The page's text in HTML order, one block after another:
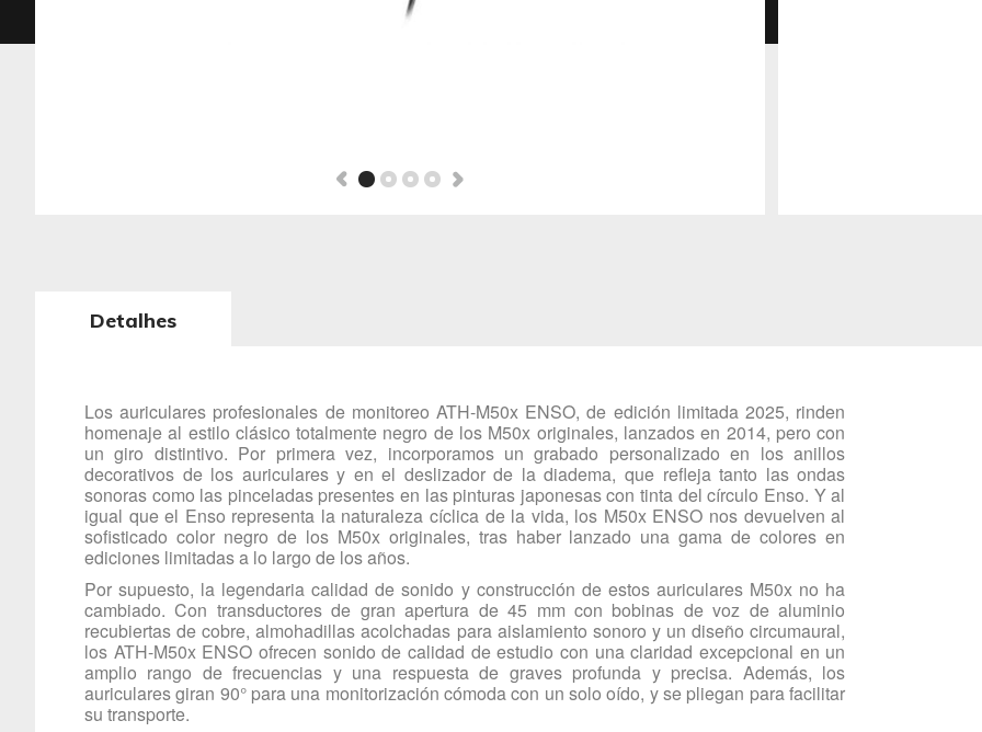
Detalhes
Los auriculares profesionales de monitoreo ATH-M50x ENSO, de edición limitada 2025, rinden
homenaje al estilo clásico totalmente negro de los M50x originales, lanzados en 2014, pero con
un giro distintivo. Por primera vez, incorporamos un grabado personalizado en los anillos
decorativos de los auriculares y en el deslizador de la diadema, que refleja tanto las ondas
sonoras como las pinceladas presentes en las pinturas japonesas con tinta del círculo Enso. Y al
igual que el Enso representa la naturaleza cíclica de la vida, los M50x ENSO nos devuelven al
sofisticado color negro de los M50x originales, tras haber lanzado una gama de colores en
ediciones limitadas a lo largo de los años.
Por supuesto, la legendaria calidad de sonido y construcción de estos auriculares M50x no ha
cambiado. Con transductores de gran apertura de 45 mm con bobinas de voz de aluminio
recubiertas de cobre, almohadillas acolchadas para aislamiento sonoro y un diseño circumaural,
los ATH-M50x ENSO ofrecen sonido de calidad de estudio con una claridad excepcional en un
amplio rango de frecuencias y una respuesta de graves profunda y precisa. Además, los
auriculares giran 90° para una monitorización cómoda con un solo oído, y se pliegan para facilitar
su transporte.